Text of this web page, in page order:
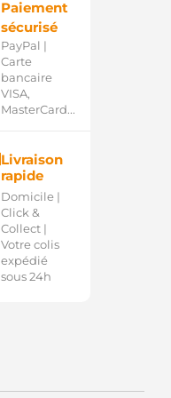
Paiement
sécurisé
PayPal |
Carte
bancaire
VISA,
MasterCard...
Livraison
rapide
Domicile |
Click &
Collect |
Votre colis
expédié
sous 24h